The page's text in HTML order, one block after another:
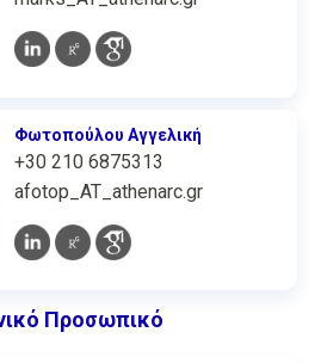
Φωτοπούλου Αγγελική
+30 210 6875313
afotop_AT_athenarc.gr
Προσωπικό